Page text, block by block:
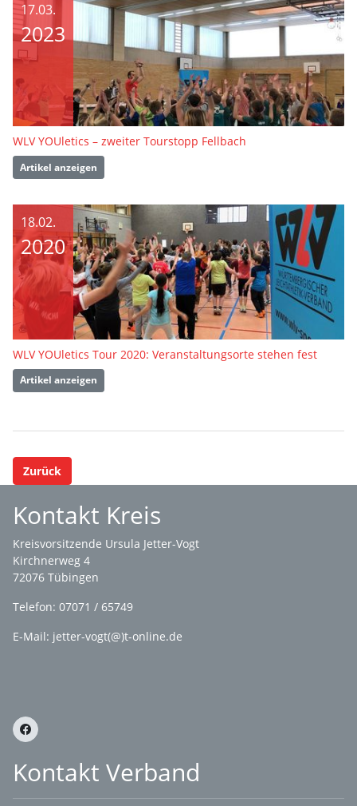
17.03.
2023
WLV YOUletics – zweiter Tourstopp Fellbach
Artikel anzeigen
18.02.
2020
WLV YOUletics Tour 2020: Veranstaltungsorte stehen fest
Artikel anzeigen
Zurück
Kontakt Kreis
Kreisvorsitzende Ursula Jetter-Vogt
Kirchnerweg 4
72076 Tübingen
Telefon: 07071 / 65749
E-Mail: jetter-vogt(@)t-online.de
Kontakt Verband